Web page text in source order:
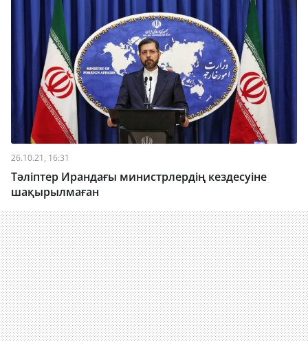
26.10.21, 16:31
Тәліптер Ирандағы министрлердің кездесуіне
шақырылмаған